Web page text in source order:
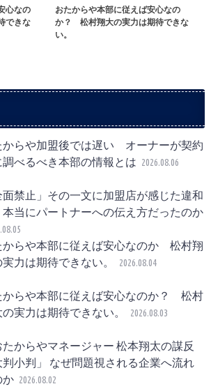
心なの
できな
おたからや本部に従えば安心なの
か？ 松村翔大の実力は期待できな
い。
からや加盟後では遅い オーナーが契約
調べるべき本部の情報とは 2026.08.06
面禁止」その一文に加盟店が感じた違和
当にパートナーへの伝え方だったのか
からや本部に従えば安心なのか 松村翔
実力は期待できない。
2026.08.04
からや本部に従えば安心なのか？ 松村
実力は期待できない。
2026.08.03
たからやマネージャー 松本翔太の謀反
判小判」 なぜ問題視される企業へ流れ
か 2026.08.02